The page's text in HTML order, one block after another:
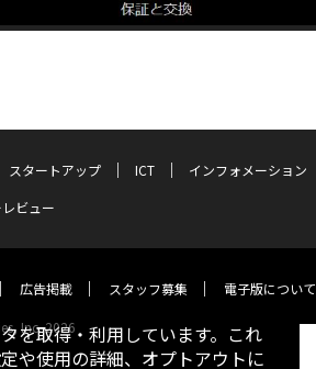
スタートアップ ICT
インフォメーション
ビュー
広告掲載 スタッフ募集 電子版について
Inc. 2026
を取得・利用しています。これ
や使用の詳細、オプトアウトに